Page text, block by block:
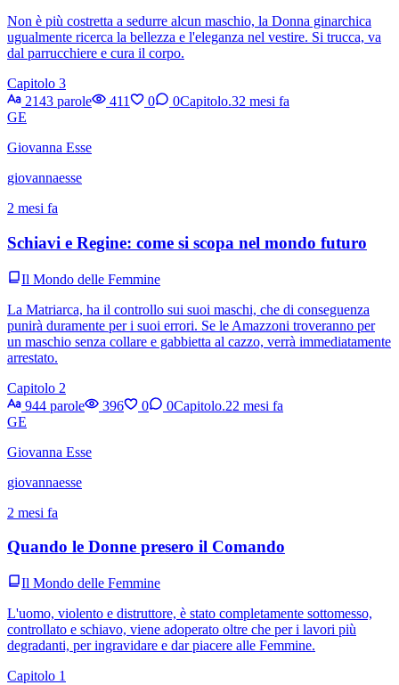
Non è più costretta a sedurre alcun maschio, la Donna ginarchica
ugualmente ricerca la bellezza e l'eleganza nel vestire. Si trucca, va
dal parrucchiere e cura il corpo.
Capitolo 3
2143 parole
411 0 0Capitolo.32 mesi fa
GE
Giovanna Esse
giovannaesse
2 mesi fa
Schiavi e Regine: come si scopa nel mondo futuro
Il Mondo delle Femmine
La Matriarca, ha il controllo sui suoi maschi, che di conseguenza
punirà duramente per i suoi errori. Se le Amazzoni troveranno per
un maschio senza collare e gabbietta al cazzo, verrà immediatamente
arrestato.
Capitolo 2
944 parole
396 0 0Capitolo.22 mesi fa
GE
Giovanna Esse
giovannaesse
2 mesi fa
Quando le Donne presero il Comando
Il Mondo delle Femmine
L'uomo, violento e distruttore, è stato completamente sottomesso,
controllato e schiavo, viene adoperato oltre che per i lavori più
degradanti, per ingravidare e dar piacere alle Femmine.
Capitolo 1